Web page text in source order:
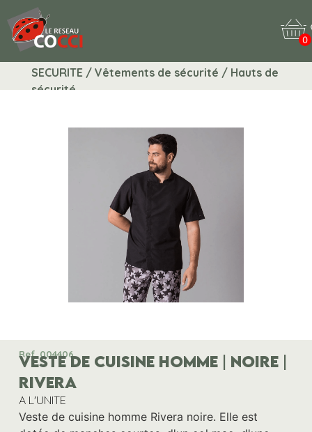
0
SECURITE / Vêtements de sécurité / Hauts de
sécurité
Ref. 004406
VESTE DE CUISINE HOMME | NOIRE |
RIVERA
A L'UNITE
Veste de cuisine homme Rivera noire. Elle est